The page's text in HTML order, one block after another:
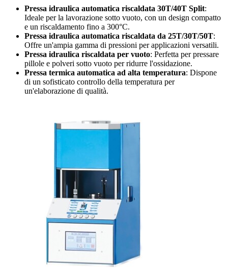
Pressa idraulica automatica riscaldata 30T/40T Split:
Ideale per la lavorazione sotto vuoto, con un design compatto
e un riscaldamento fino a 300°C.
Pressa idraulica automatica riscaldata da 25T/30T/50T:
Offre un'ampia gamma di pressioni per applicazioni versatili.
Pressa idraulica riscaldata per vuoto: Perfetta per pressare
pillole e polveri sotto vuoto per ridurre l'ossidazione.
Pressa termica automatica ad alta temperatura: Dispone
di un sofisticato controllo della temperatura per
un'elaborazione di qualità.